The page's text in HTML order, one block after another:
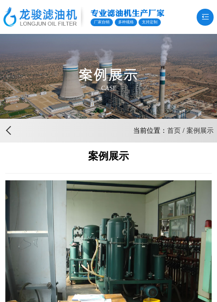
专业滤油机生产厂家
厂家自销 多种规格 支持定制
案例展示
CASE
当前位置： 首页 / 案例展示
案例展示